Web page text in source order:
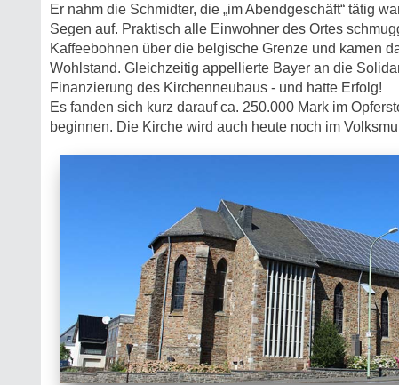
Er nahm die Schmidter, die „im Abendgeschäft“ tätig
Segen auf. Praktisch alle Einwohner des Ortes
Kaffeebohnen über die belgische Grenze und kamen
Wohlstand. Gleichzeitig appellierte Bayer an die
Finanzierung des Kirchen­neubaus - und hatte Erfolg!
Es fanden sich kurz darauf ca. 250.000 Mark im
beginnen. Die Kirche wird auch heute noch im